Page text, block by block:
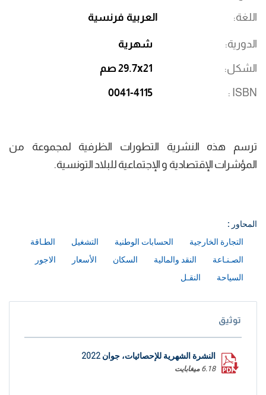
اللغة العربية فرنسية
الدورية شهرية
الشكل 29.7x21 صم
ISBN
0041-4115
ترسم هذه النشرية التطورات الظرفية لمجموعة من
المؤشرات الإقتصادية و الإجتماعية للبلاد التونسية.
المحاور :
التجارة الخارجية
الحسابات الوطنية التشغيل
الطـاقة
الصـنـاعة
النقد والمالية السكان الأسعار
الاجور
السياحة
النقـل
توثيق
النشرة الشهرية للإحصائيات، جوان 2022
6.18 ميغابايت